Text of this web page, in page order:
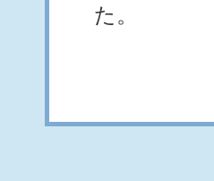
た。